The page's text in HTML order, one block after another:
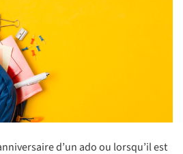
d’un ado ou lorsqu’il est